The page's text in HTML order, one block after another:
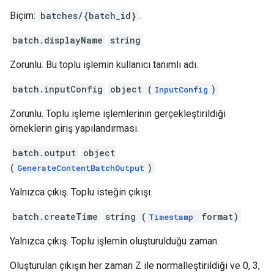
Biçim: batches/{batch_id} .
batch.displayName string
Zorunlu. Bu toplu işlemin kullanıcı tanımlı adı.
batch.inputConfig object ( InputConfig )
Zorunlu. Toplu işleme işlemlerinin gerçekleştirildiği
örneklerin giriş yapılandırması.
batch.output
object
( GenerateContentBatchOutput )
Yalnızca çıkış. Toplu isteğin çıkışı.
batch.createTime string ( Timestamp format)
Yalnızca çıkış. Toplu işlemin oluşturulduğu zaman.
Oluşturulan çıkışın her zaman Z ile normalleştirildiği ve 0, 3,